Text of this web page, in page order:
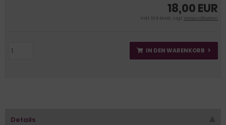
18,00 EUR
inkl. 19 % MwSt. zzgl.Versandkosten
IN DEN WARENKORB
Details